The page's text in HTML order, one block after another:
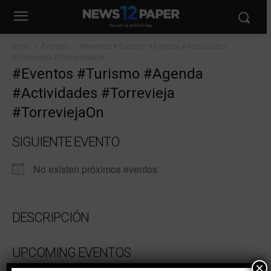
#Eventos #Turismo #Agenda
#Actividades #Torrevieja
#TorreviejaOn
SIGUIENTE EVENTO
No existen próximos eventos
DESCRIPCIÓN
UPCOMING EVENTOS